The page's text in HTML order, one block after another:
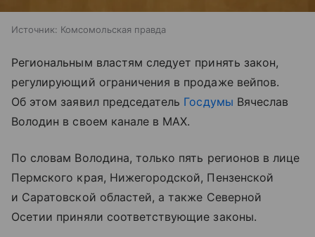
Источник: Комсомольская правда
Региональным властям следует принять закон,
регулирующий ограничения в продаже вейпов.
Об этом заявил председатель Госдумы Вячеслав
Володин в своем канале в МАХ.
По словам Володина, только пять регионов в лице
Пермского края, Нижегородской, Пензенской
и Саратовской областей, а также Северной
Осетии приняли соответствующие законы.